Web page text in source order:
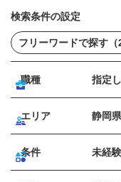
検索条件の設定
職種 指定
エリア 静岡
条件 未経